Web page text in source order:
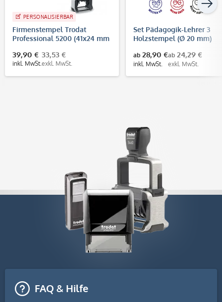
PERSONALISIERBAR
Firmenstempel Trodat
Professional 5200 (41x24 mm
39,90 €
inkl. MwSt.
33,53 €
exkl. MwSt.
Set Pädagogik-Lehrer 3
Holzstempel (Ø 20 mm)
ab 28,90 €
inkl. MwSt.
ab 24,29 €
exkl. MwSt.
FAQ & Hilfe